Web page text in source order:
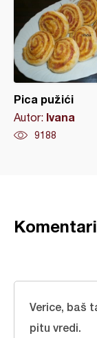
Pica pužići
Autor: Ivana
9188
Komentari
Verice, baš
pitu vredi.